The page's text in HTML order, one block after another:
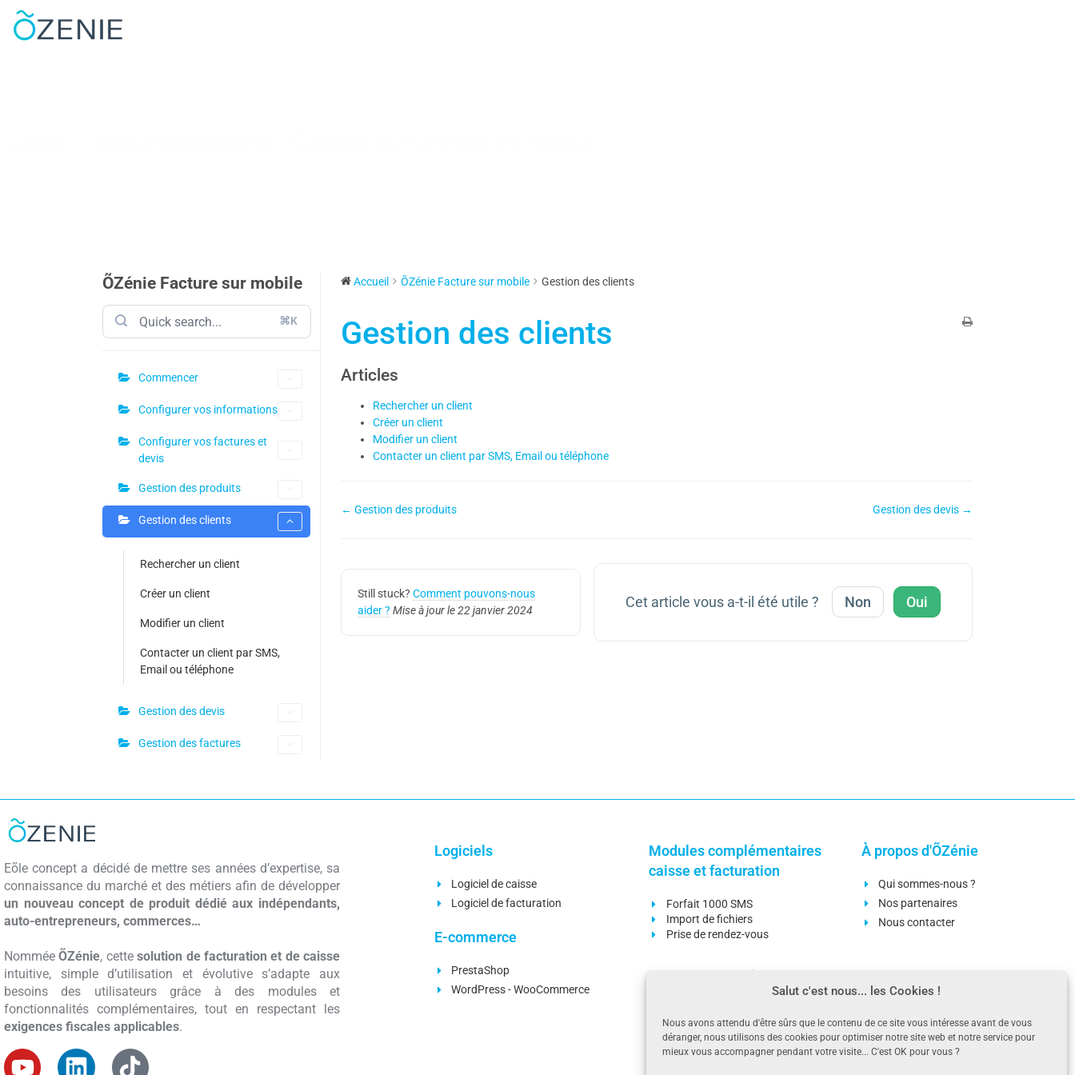
Salut c'est nous... les Cookies !
Nous avons attendu d'être sûrs que le contenu de ce site vous intéresse avant de vous
déranger, nous utilisons des cookies pour optimiser notre site web et notre service pour
mieux vous accompagner pendant votre visite... C'est OK pour vous ?
ÕZénie Facture sur mobile
⌘K
Commencer
Configurer vos informations
Configurer vos factures et
devis
Gestion des produits
Gestion des clients
Rechercher un client
Créer un client
Modifier un client
Contacter un client par SMS,
Email ou téléphone
Gestion des devis
Gestion des factures
Accueil ÕZénie Facture sur mobile Gestion des clients
Gestion des clients
Articles
Rechercher un client
Créer un client
Modifier un client
Contacter un client par SMS, Email ou téléphone
← Gestion des produits Gestion des devis →
Still stuck? Comment pouvons-nous
aider ? Mise à jour le 22 janvier 2024 Cet article vous a-t-il été utile ? Non Oui
Eõle concept a décidé de mettre ses années d’expertise, sa
connaissance du marché et des métiers afin de développer
un nouveau concept de produit dédié aux indépendants,
auto-entrepreneurs, commerces…
NomméeÕZénie, cettesolution de facturation et de caisse
intuitive, simple d’utilisation et évolutive s’adapte aux
besoins des utilisateurs grâce à des modules et
fonctionnalités complémentaires, tout en respectant les
exigences fiscales applicables.
Logiciels
Logiciel de caisse
Logiciel de facturation
E-commerce
PrestaShop
WordPress - WooCommerce
Modules complémentaires
caisse et facturation
Forfait 1000 SMS
Import de fichiers
Prise de rendez-vous
Gestion des stocks
Liaison comptable
À propos d'ÕZénie
Qui sommes-nous ?
Nos partenaires
Nous contacter
Téléchargements
Questions fréquentes